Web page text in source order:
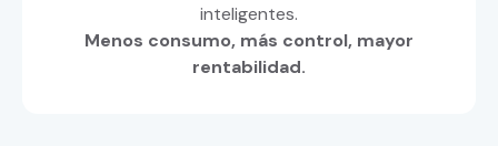
inteligentes.
Menos consumo, más control, mayor
rentabilidad.